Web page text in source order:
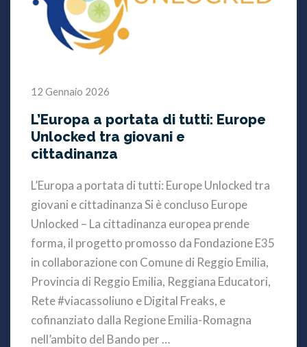
12 Gennaio 2026
L’Europa a portata di tutti: Europe
Unlocked tra giovani e
cittadinanza
L’Europa a portata di tutti: Europe Unlocked tra
giovani e cittadinanza Si è concluso Europe
Unlocked – La cittadinanza europea prende
forma, il progetto promosso da Fondazione E35
in collaborazione con Comune di Reggio Emilia,
Provincia di Reggio Emilia, Reggiana Educatori,
Rete #viacassoliuno e Digital Freaks, e
cofinanziato dalla Regione Emilia-Romagna
nell’ambito del Bando per …